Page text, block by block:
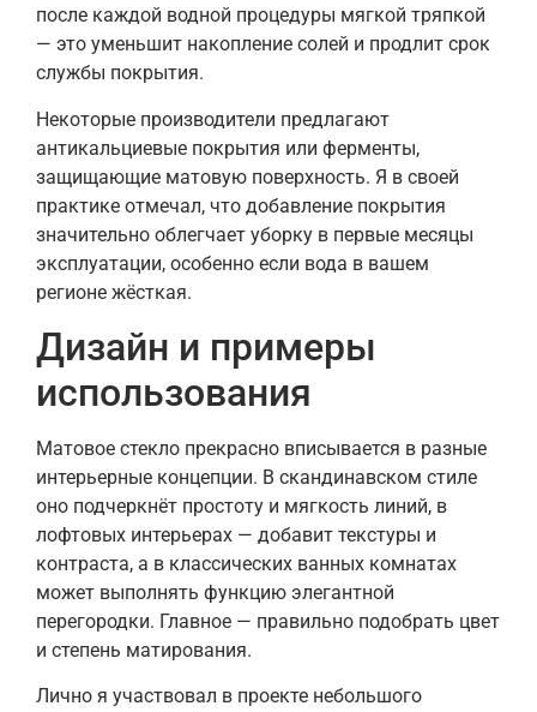
после каждой водной процедуры мягкой тряпкой
— это уменьшит накопление солей и продлит срок
службы покрытия.
Некоторые производители предлагают
антикальциевые покрытия или ферменты,
защищающие матовую поверхность. Я в своей
практике отмечал, что добавление покрытия
значительно облегчает уборку в первые месяцы
эксплуатации, особенно если вода в вашем
регионе жёсткая.
Дизайн и примеры
использования
Матовое стекло прекрасно вписывается в разные
интерьерные концепции. В скандинавском стиле
оно подчеркнёт простоту и мягкость линий, в
лофтовых интерьерах — добавит текстуры и
контраста, а в классических ванных комнатах
может выполнять функцию элегантной
перегородки. Главное — правильно подобрать цвет
и степень матирования.
Лично я участвовал в проекте небольшого